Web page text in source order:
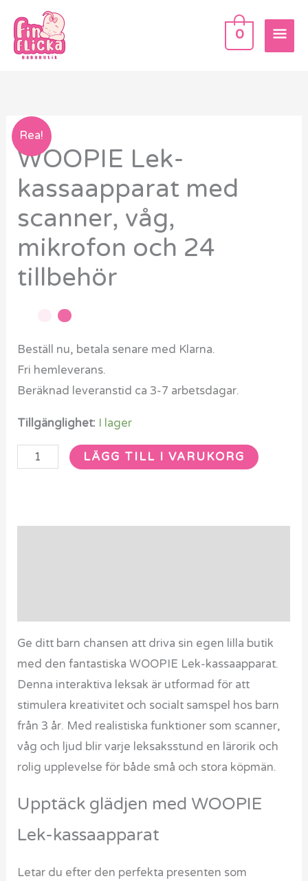
innehåll
0
Rea!
WOOPIE Lek-
kassaapparat med
scanner, våg,
mikrofon och 24
tillbehör
Beställ nu, betala senare med Klarna.
Fri hemleverans.
Beräknad leveranstid ca 3-7 arbetsdagar.
Tillgänglighet: I lager
WOOPIE
Lek-
med
scanner,
mikrofon
och
tillbehör
LÄGG TILL I VARUKORG
Ge ditt barn chansen att driva sin egen lilla butik
med den fantastiska WOOPIE Lek-kassaapparat.
Denna interaktiva leksak är utformad för att
stimulera kreativitet och socialt samspel hos barn
från 3 år. Med realistiska funktioner som scanner,
våg och ljud blir varje leksaksstund en lärorik och
rolig upplevelse för både små och stora köpmän.
Upptäck glädjen med WOOPIE
Lek-kassaapparat
Letar du efter den perfekta presenten som